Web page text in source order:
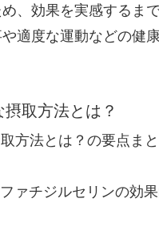
、効果を実感するま
適度な運動などの健
取方法とは？